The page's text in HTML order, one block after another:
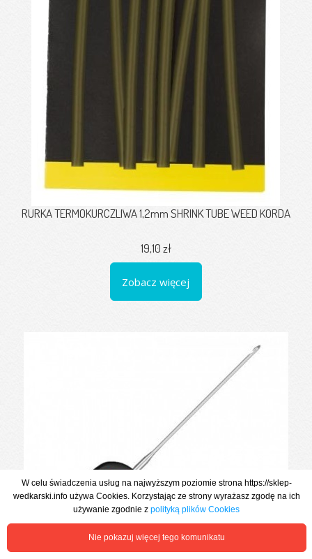
RURKA TERMOKURCZLIWA 1,2mm SHRINK TUBE WEED KORDA
19,10 zł
Zobacz więcej
W celu świadczenia usług na najwyższym poziomie strona https://sklep-
wedkarski.info używa Cookies. Korzystając ze strony wyrażasz zgodę na ich
używanie zgodnie zpolityką plików Cookies
Nie pokazuj więcej tego komunikatu